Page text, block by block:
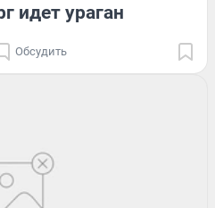
идет ураган
Обсудить